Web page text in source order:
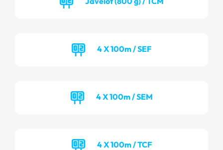
4 X 100m / SEF
4 X 100m / SEM
4 X 100m / TCF